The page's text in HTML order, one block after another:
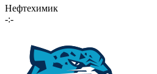
Нефтехимик
-:-